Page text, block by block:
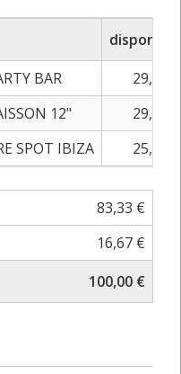
disponible
BAR
29,17 €
12"
29,16 €
SPOT IBIZA 25,00 €
83,33 €
16,67 €
100,00 €